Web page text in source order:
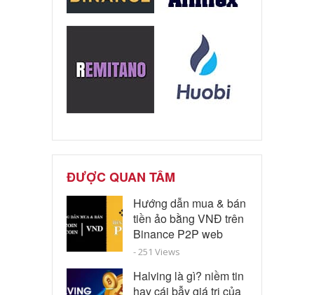
ĐƯỢC QUAN TÂM
Hướng dẫn mua & bán
tiền ảo bằng VNĐ trên
Binance P2P web
- 251 Views
Halving là gì? niềm tin
hay cái bẫy giá trị của